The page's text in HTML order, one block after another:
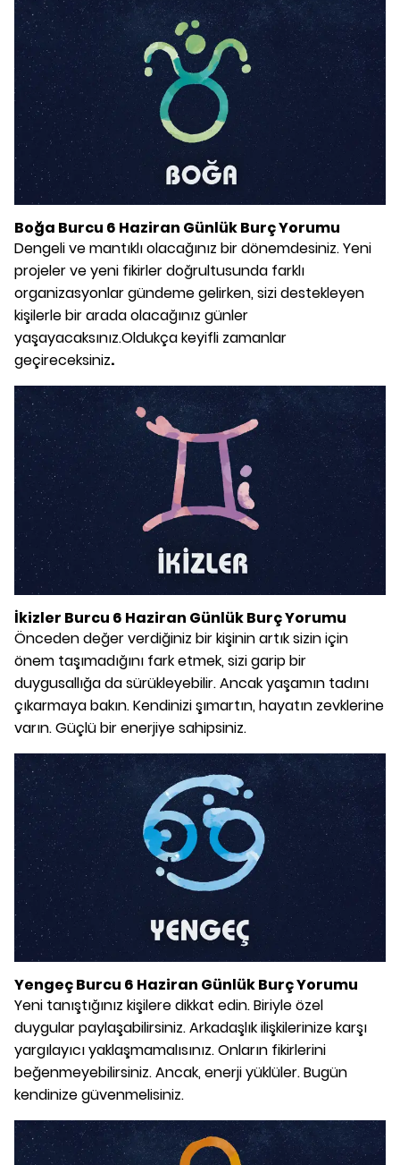
Boğa Burcu 6 Haziran Günlük Burç Yorumu
Dengeli ve mantıklı olacağınız bir dönemdesiniz. Yeni
projeler ve yeni fikirler doğrultusunda farklı
organizasyonlar gündeme gelirken, sizi destekleyen
kişilerle bir arada olacağınız günler
yaşayacaksınız.Oldukça keyifli zamanlar
geçireceksiniz.
İkizler Burcu 6 Haziran Günlük Burç Yorumu
Önceden değer verdiğiniz bir kişinin artık sizin için
önem taşımadığını fark etmek, sizi garip bir
duygusallığa da sürükleyebilir. Ancak yaşamın tadını
çıkarmaya bakın. Kendinizi şımartın, hayatın zevklerine
varın. Güçlü bir enerjiye sahipsiniz.
Yengeç Burcu 6 Haziran Günlük Burç Yorumu
Yeni tanıştığınız kişilere dikkat edin. Biriyle özel
duygular paylaşabilirsiniz. Arkadaşlık ilişkilerinize karşı
yargılayıcı yaklaşmamalısınız. Onların fikirlerini
beğenmeyebilirsiniz. Ancak, enerji yüklüler. Bugün
kendinize güvenmelisiniz.